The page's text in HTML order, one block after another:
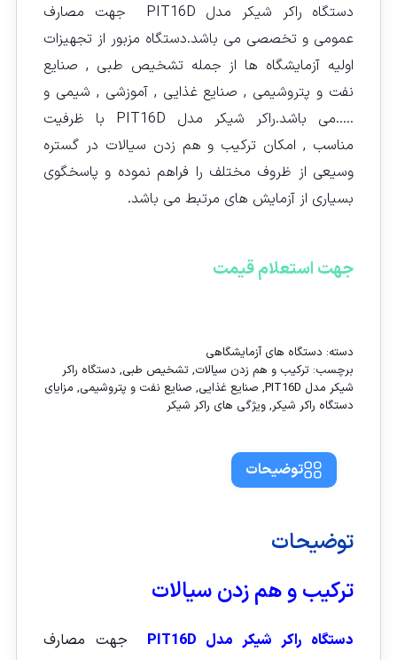
دستگاه راکر شیکر مدل PIT16D جهت مصارف
عمومی و تخصصی می باشد.دستگاه مزبور از تجهیزات
اولیه آزمایشگاه ها از جمله تشخیص طبی , صنایع
نفت و پتروشیمی , صنایع غذایی , آموزشی , شیمی و
…..می باشد.راکر شیکر مدل PIT16D با ظرفیت
مناسب , امکان ترکیب و هم زدن سیالات در گستره
وسیعی از ظروف مختلف را فراهم نموده و پاسخگوی
بسیاری از آزمایش های مرتبط می باشد.
جهت استعلام قیمت
دسته: دستگاه های آزمایشگاهی
برچسب: ترکیب و هم زدن سیالات, تشخیص طبی, دستگاه راکر
شیکر مدل PIT16D
, صنایع غذایی, صنایع نفت و پتروشیمی, مزایای
دستگاه راکر شیکر, ویژگی های راکر شیکر
توضیحات
توضیحات
ترکیب و هم زدن سیالات
دستگاه راکر شیکر مدل PIT16D
جهت مصارف